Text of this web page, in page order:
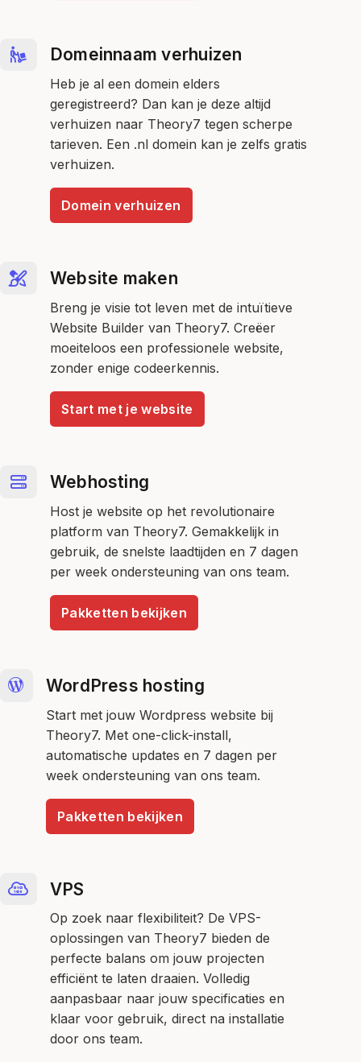
Domeinnaam verhuizen
Heb je al een domein elders
geregistreerd? Dan kan je deze altijd
verhuizen naar Theory7 tegen scherpe
tarieven. Een .nl domein kan je zelfs gratis
verhuizen.
Domein verhuizen
Website maken
Breng je visie tot leven met de intuïtieve
Website Builder van Theory7. Creëer
moeiteloos een professionele website,
zonder enige codeerkennis.
Start met je website
Webhosting
Host je website op het revolutionaire
platform van Theory7. Gemakkelijk in
gebruik, de snelste laadtijden en 7 dagen
per week ondersteuning van ons team.
Pakketten bekijken
WordPress hosting
Start met jouw Wordpress website bij
Theory7. Met one-click-install,
automatische updates en 7 dagen per
week ondersteuning van ons team.
Pakketten bekijken
VPS
Op zoek naar flexibiliteit? De VPS-
oplossingen van Theory7 bieden de
perfecte balans om jouw projecten
efficiënt te laten draaien. Volledig
aanpasbaar naar jouw specificaties en
klaar voor gebruik, direct na installatie
door ons team.